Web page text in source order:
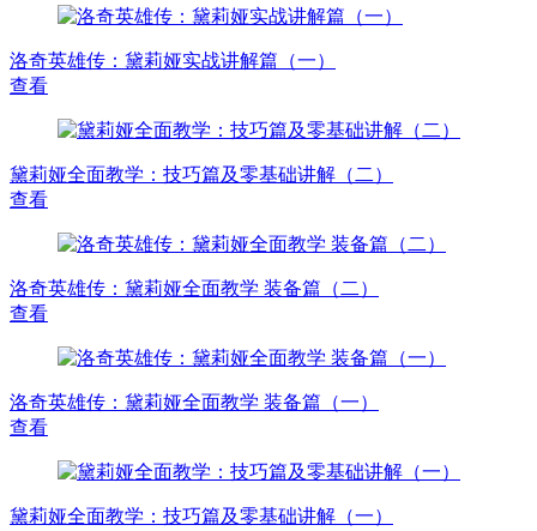
洛奇英雄传：黛莉娅实战讲解篇（一）
查看
黛莉娅全面教学：技巧篇及零基础讲解（二）
查看
洛奇英雄传：黛莉娅全面教学 装备篇（二）
查看
洛奇英雄传：黛莉娅全面教学 装备篇（一）
查看
黛莉娅全面教学：技巧篇及零基础讲解（一）